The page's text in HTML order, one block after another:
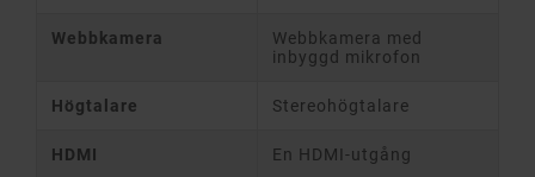
Webbkamera
Webbkamera med
inbyggd mikrofon
Högtalare Stereohögtalare
HDMI En HDMI-utgång